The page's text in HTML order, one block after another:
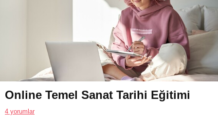
Online Temel Sanat Tarihi Eğitimi
4 yorumlar